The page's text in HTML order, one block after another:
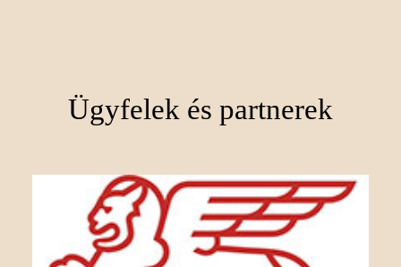
Ügyfelek és partnerek